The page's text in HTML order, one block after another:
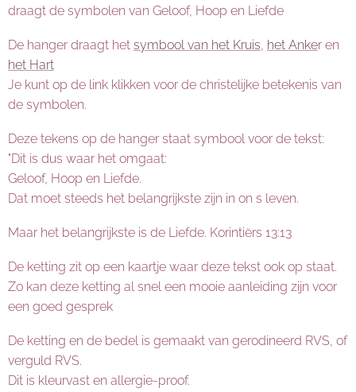
draagt de symbolen van Geloof, Hoop en Liefde
De hanger draagt het symbool van het Kruis, het Anker en
het Hart
Je kunt op de link klikken voor de christelijke betekenis van
de symbolen.
Deze tekens op de hanger staat symbool voor de tekst:
"Dit is dus waar het omgaat:
Geloof, Hoop en Liefde.
Dat moet steeds het belangrijkste zijn in on s leven.
Maar het belangrijkste is de Liefde. Korintiërs 13:13
De ketting zit op een kaartje waar deze tekst ook op staat.
Zo kan deze ketting al snel een mooie aanleiding zijn voor
een goed gesprek
De ketting en de bedel is gemaakt van gerodineerd RVS, of
verguld RVS.
Dit is kleurvast en allergie-proof.